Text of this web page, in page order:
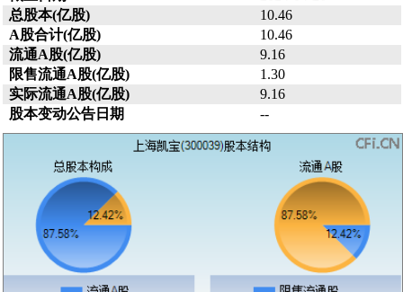
总股本(亿股)
10.46
A股合计(亿股)
10.46
流通A股(亿股)
9.16
限售流通A股(亿股)
1.30
实际流通A股(亿股)
9.16
股本变动公告日期
--